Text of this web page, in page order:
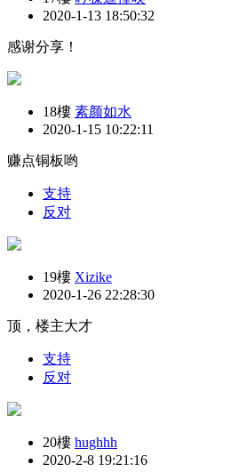
2020-1-13 18:50:32
感谢分享！
18樓 素颜如水
2020-1-15 10:22:11
赚点铜板哟
支持
反对
19樓 Xizike
2020-1-26 22:28:30
顶，楼主大才
支持
反对
20樓 hughhh
2020-2-8 19:21:16